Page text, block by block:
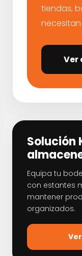
tiendas,
Ver
Solución
Equipa tu
con estantes
mantener
organizados.